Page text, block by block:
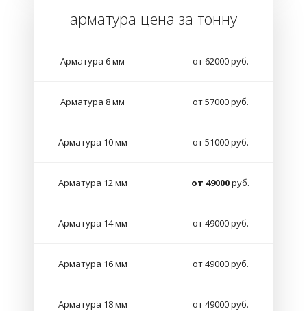
арматура цена за тонну
Арматура 6 мм от 62000 руб.
Арматура 8 мм от 57000 руб.
Арматура 10 мм от 51000 руб.
Арматура 12 мм от 49000руб.
Арматура 14 мм от 49000 руб.
Арматура 16 мм от 49000 руб.
Арматура 18 мм от 49000 руб.